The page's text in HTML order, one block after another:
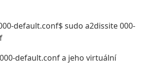
default.conf$ sudo a2dissite 000-
default.conf a jeho virtuální